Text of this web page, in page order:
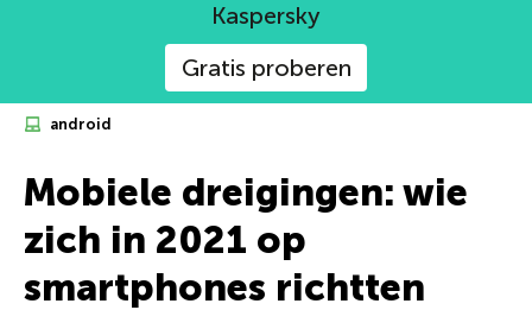
Kaspersky
Gratis proberen
android
Mobiele dreigingen: wie
zich in 2021 op
smartphones richtten